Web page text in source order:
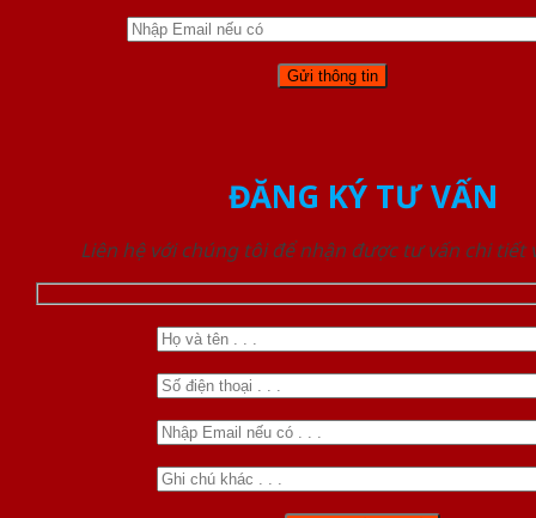
ĐĂNG KÝ TƯ VẤN
Liên hệ với chúng tôi để nhận được tư vấn chi tiết